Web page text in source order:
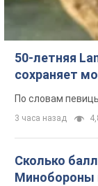
50-летняя
сохраняет
По словам
3 часа назад
Сколько
Минобороны